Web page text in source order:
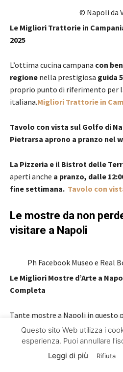
© Napoli da
Le Migliori Trattorie in
2025
L’ottima cucina campana con
regione nella prestigiosa guida
proprio punto di riferimento per
italiana.Migliori Trattorie in
Tavolo con vista sul Golfo di
Pietrarsa aprono a pranzo nel
La Pizzeria e il Bistrot delle
aperti anche a pranzo, dalle
fine settimana. Tavolo con
Le mostre da non
visitare a Napoli
Ph Facebook Museo e Real
Le Migliori Mostre d’Arte a
Completa
Tante mostre a Napoli in questo
artistico variegato, capace di
interesse. Da non perdere.Le
Questo sito Web utilizza i
esperienza. Puoi annullare
Leggi di più
Rifiuta